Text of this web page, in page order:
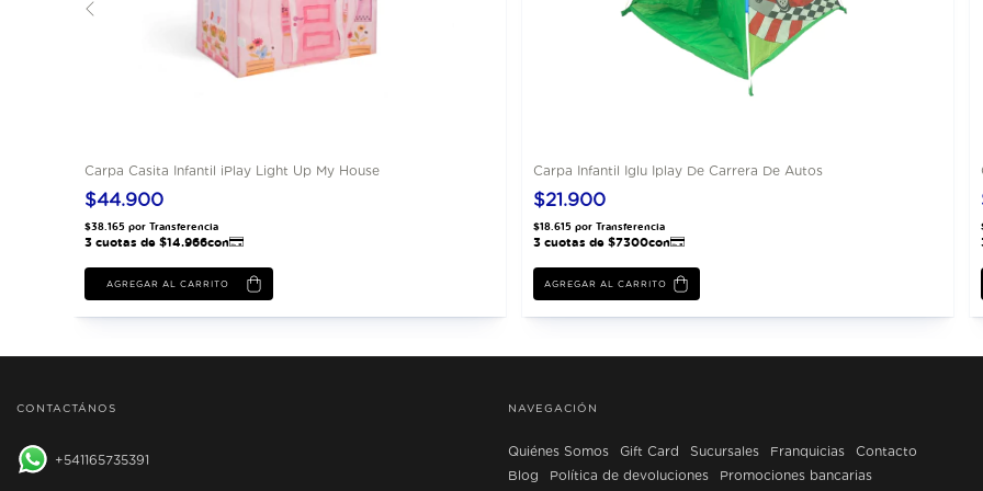
Carpa Casita Infantil iPlay Light Up My House
$44.900
Carpa Infantil Iglu Iplay De Carrera De Autos
$21.900
AGREGAR AL CARRITO
NAVEGACIÓN
Quiénes Somos Gift Card Sucursales Franquicias
Contacto
Blog
Política de devoluciones Promociones bancarias
CONTACTÁNOS
541165735391